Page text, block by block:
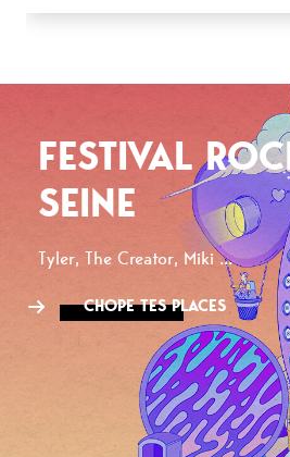
FESTIVAL
SEINE
Tyler, The Creator, Miki ...
CHOPE TES PLACES